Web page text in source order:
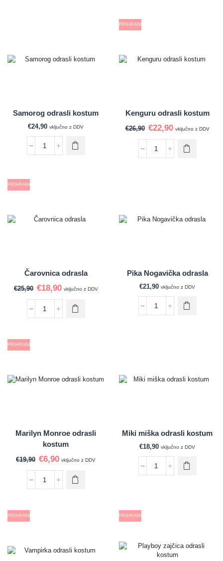
Samorog odrasli kostum
€24,90 vključno z DDV
PRIHRANI
Kenguru odrasli kostum
€26,90 €22,90 vključno z DDV
PRIHRANI
Čarovnica odrasla
€25,90 €18,90 vključno z DDV
Pika Nogavička odrasla
€21,90 vključno z DDV
PRIHRANI
Marilyn Monroe odrasli
kostum
€19,90 €6,90 vključno z DDV
Miki miška odrasli kostum
€18,90 vključno z DDV
PRIHRANI PRIHRANI